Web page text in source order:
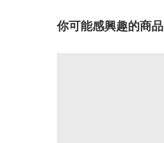
你可能感興趣的商品